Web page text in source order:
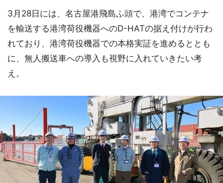
3月28日には、名古屋港飛島ふ頭で、港湾でコンテナ
を輸送する港湾荷役機器へのD-HATの据え付けが行わ
れており、港湾荷役機器での本格実証を進めるととも
に、無人搬送車への導入も視野に入れていきたい考
え。